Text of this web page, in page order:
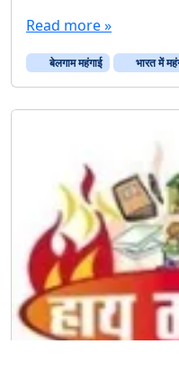
Read more »
बेलगाम महंगाई भारत में